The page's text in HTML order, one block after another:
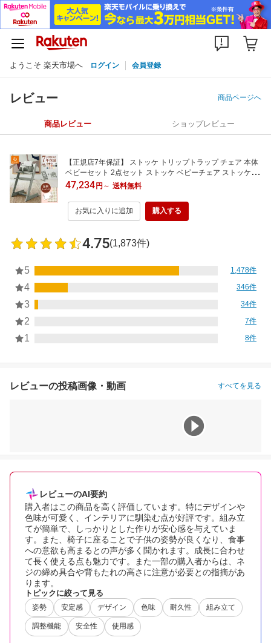
ようこそ 楽天市場へ ログイン 会員登録
レビュー 商品ページへ
商品レビュー ショップレビュー
【正規店7年保証】 ストッケ トリップトラップ チェア 本体
ベビーセット 2点セット ストッケ ベビーチェア ストッケ ハ
イチェア STOKKE ダイニング お食事チェア 離乳食 木製 北
欧 子供 椅子 ダイニング TRIPP TRAPP 正規品 7年保証
47,234円 ～ 送料無料
お気に入りに追加 購入する
4.75(1,873件)
5 1,478件
4 346件
3 34件
2 7件
1 8件
レビューの投稿画像・動画 すべてを見る
レビューのAI要約
購入者はこの商品を高く評価しています。特にデザインや
色味が可愛く、インテリアに馴染む点が好評です。組み立
てが簡単で、しっかりとした作りが安心感を与えていま
す。また、椅子に座ることで子供の姿勢が良くなり、食事
への意欲も高まるとの声が多く聞かれます。成長に合わせ
て長く使える点も魅力です。また一部の購入者からは、ネ
ジの締め具合や背もたれの高さに注意が必要との指摘があ
ります。
トピックに絞って見る
姿勢 安定感 デザイン 色味 耐久性 組み立て
調整機能 安全性 使用感